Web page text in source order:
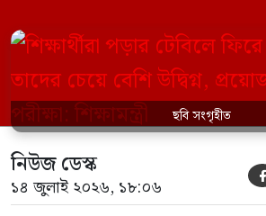
তিনি শিক্ষার্থীদের আন্দোলন না
মনোযোগ দেওয়ার আহ্বান
সরকার পরিস্থিতি নিবিড়ভাবে
এবং পরীক্ষার্থীদের স্বার্থ
পদক্ষেপ […]
ছবি সংগৃহীত
নিউজ ডেস্ক
১৪ জুলাই ২০২৬, ১৮:০৬ 